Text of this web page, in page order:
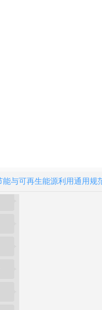
能与可再生能源利用通用规